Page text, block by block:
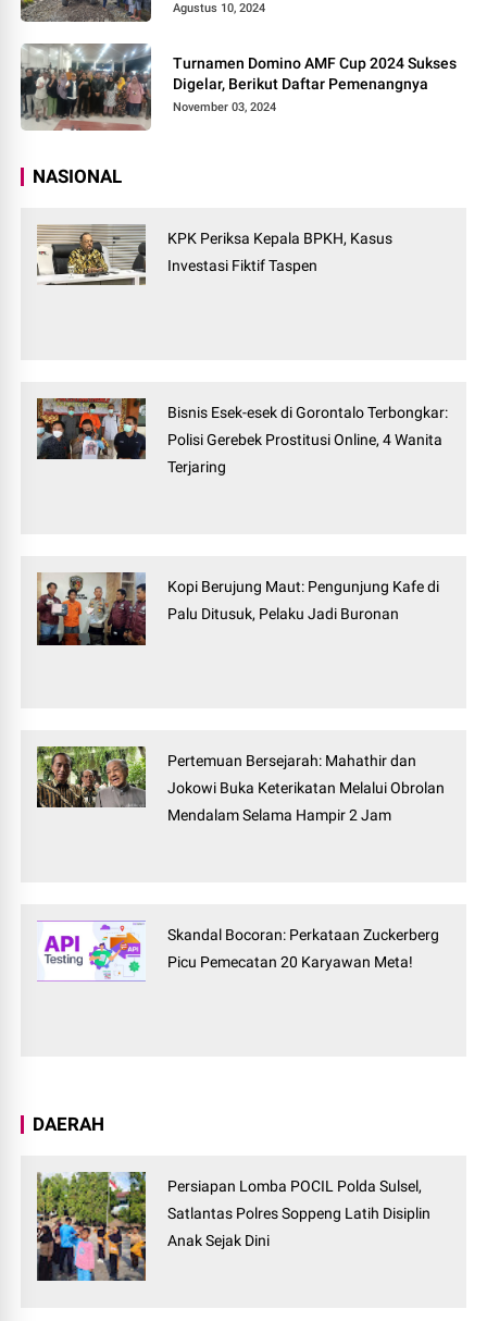
Agustus 10, 2024
Turnamen Domino AMF Cup 2024 Sukses
Digelar, Berikut Daftar Pemenangnya
November 03, 2024
NASIONAL
KPK Periksa Kepala BPKH, Kasus
Investasi Fiktif Taspen
Bisnis Esek-esek di Gorontalo Terbongkar:
Polisi Gerebek Prostitusi Online, 4 Wanita
Terjaring
Kopi Berujung Maut: Pengunjung Kafe di
Palu Ditusuk, Pelaku Jadi Buronan
Pertemuan Bersejarah: Mahathir dan
Jokowi Buka Keterikatan Melalui Obrolan
Mendalam Selama Hampir 2 Jam
Skandal Bocoran: Perkataan Zuckerberg
Picu Pemecatan 20 Karyawan Meta!
DAERAH
Persiapan Lomba POCIL Polda Sulsel,
Satlantas Polres Soppeng Latih Disiplin
Anak Sejak Dini